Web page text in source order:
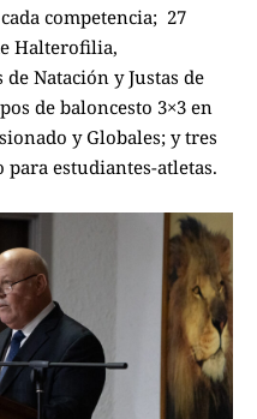
competencia; 27
Halterofilia,
Natación y Justas de
de baloncesto 3×3 en
y Globales; y tres
estudiantes-atletas.